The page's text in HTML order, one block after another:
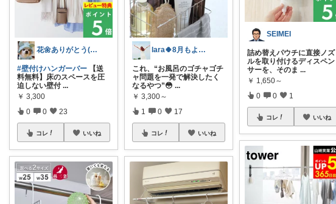
花🌼ありがとう(*･ω･)*_ _)ﾍ
#壁付けハンガーバー 【送
料無料】床のスペースを圧
迫しない壁付 ...
￥ 3,300
0 0 23
コレ いいね
lara🍀8月もよろしく😊✨
これ、“お風呂のゴチャゴチ
ャ問題を一発で解決したく
なるやつ”😳 ...
￥ 3,300～
1 0 17
コレ いいね
SEIMEI
詰め替えパウチに直接ノズ
ルを取り付けるディスペン
サーを、そのま ...
￥ 1,650～
0 0 1
コレ いいね